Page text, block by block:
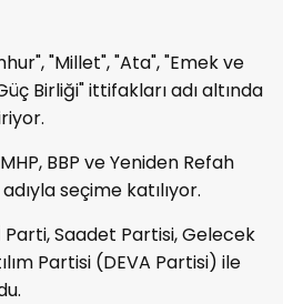
"Millet", "Ata", "Emek ve
Birliği" ittifakları adı altında
BBP ve Yeniden Refah
seçime katılıyor.
Parti, Saadet Partisi, Gelecek
Partisi (DEVA Partisi) ile